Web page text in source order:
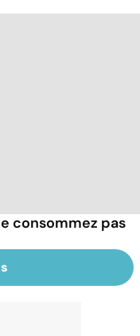
consommez pas